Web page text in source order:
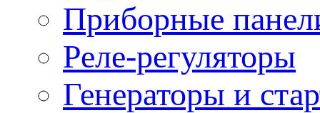
Приборные
Реле-регуляторы
Генераторы и